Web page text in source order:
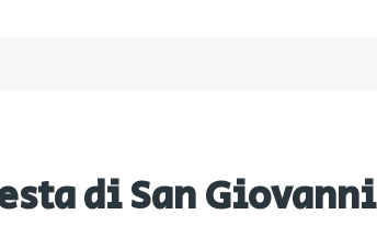
di San Giovanni